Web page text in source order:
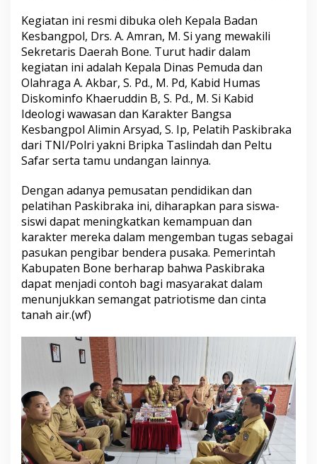
n
D
a
n
P
e
l
a
t
i
h
a
a
s
k
i
r
a
k
a
K
a
b
u
p
t
e
n
B
o
n
Kegiatan ini resmi dibuka oleh Kepala Badan
Kesbangpol, Drs. A. Amran, M. Si yang mewakili
Sekretaris Daerah Bone. Turut hadir dalam
kegiatan ini adalah Kepala Dinas Pemuda dan
Olahraga A. Akbar, S. Pd., M. Pd, Kabid Humas
Diskominfo Khaeruddin B, S. Pd., M. Si Kabid
Ideologi wawasan dan Karakter Bangsa
Kesbangpol Alimin Arsyad, S. Ip, Pelatih Paskibraka
dari TNI/Polri yakni Bripka Taslindah dan Peltu
Safar serta tamu undangan lainnya.
Dengan adanya pemusatan pendidikan dan
pelatihan Paskibraka ini, diharapkan para siswa-
siswi dapat meningkatkan kemampuan dan
karakter mereka dalam mengemban tugas sebagai
pasukan pengibar bendera pusaka. Pemerintah
Kabupaten Bone berharap bahwa Paskibraka
dapat menjadi contoh bagi masyarakat dalam
menunjukkan semangat patriotisme dan cinta
tanah air.(wf)